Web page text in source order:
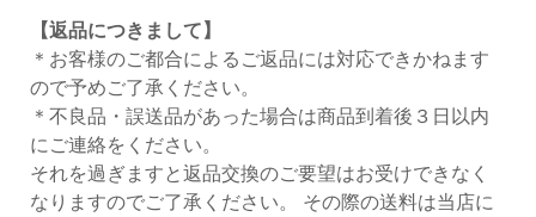
【返品につきまして】
＊お客様のご都合によるご返品には対応できかねます
ので予めご了承ください。
＊不良品・誤送品があった場合は商品到着後３日以内
にご連絡をください。
それを過ぎますと返品交換のご要望はお受けできなく
なりますのでご了承ください。 その際の送料は当店に